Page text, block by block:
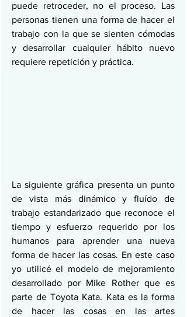
puede retroceder, no el proceso. Las
personas tienen una forma de hacer el
trabajo con la que se sienten cómodas
y desarrollar cualquier hábito nuevo
requiere repetición y práctica.
La siguiente gráfica presenta un punto
de vista más dinámico y fluído de
trabajo estandarizado que reconoce el
tiempo y esfuerzo requerido por los
humanos para aprender una nueva
forma de hacer las cosas. En este caso
yo utilicé el modelo de mejoramiento
desarrollado por Mike Rother que es
parte de Toyota Kata. Kata es la forma
de hacer las cosas en las artes